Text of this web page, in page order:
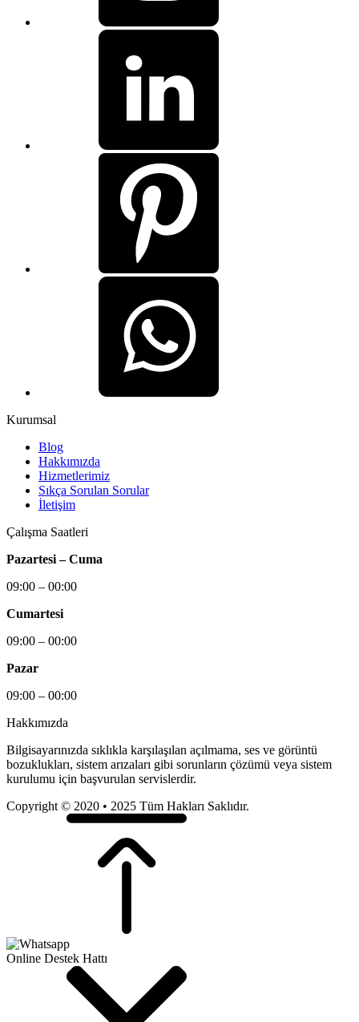
Kurumsal
Blog
Hakkımızda
Hizmetlerimiz
Sıkça Sorulan Sorular
İletişim
Çalışma Saatleri
Pazartesi – Cuma
09:00 – 00:00
Cumartesi
09:00 – 00:00
Pazar
09:00 – 00:00
Hakkımızda
Bilgisayarınızda sıklıkla karşılaşılan açılmama, ses ve görüntü
bozuklukları, sistem arızaları gibi sorunların çözümü veya sistem
kurulumu için başvurulan servislerdir.
Copyright © 2020 • 2025 Tüm Hakları Saklıdır.
Online Destek Hattı